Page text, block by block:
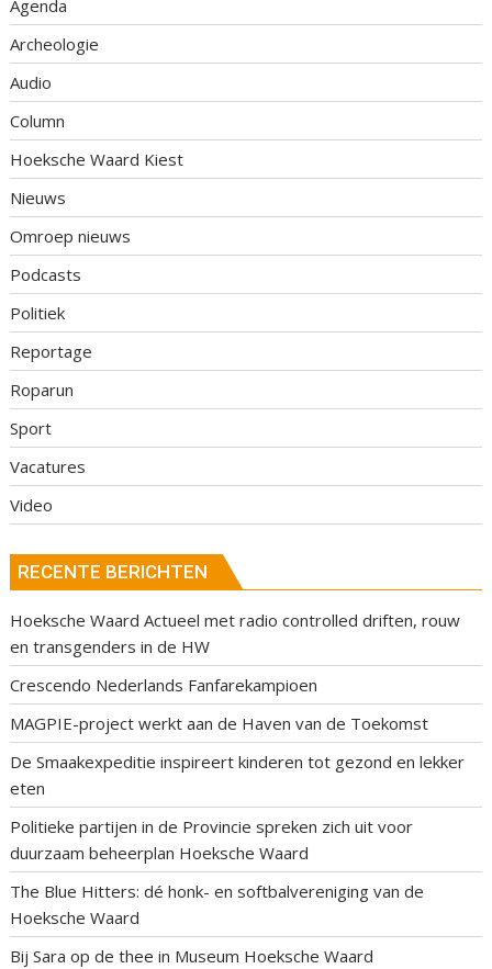
Agenda
Archeologie
Audio
Column
Hoeksche Waard Kiest
Nieuws
Omroep nieuws
Podcasts
Politiek
Reportage
Roparun
Sport
Vacatures
Video
RECENTE BERICHTEN
Hoeksche Waard Actueel met radio controlled driften, rouw
en transgenders in de HW
Crescendo Nederlands Fanfarekampioen
MAGPIE-project werkt aan de Haven van de Toekomst
De Smaakexpeditie inspireert kinderen tot gezond en lekker
eten
Politieke partijen in de Provincie spreken zich uit voor
duurzaam beheerplan Hoeksche Waard
The Blue Hitters: dé honk- en softbalvereniging van de
Hoeksche Waard
Bij Sara op de thee in Museum Hoeksche Waard